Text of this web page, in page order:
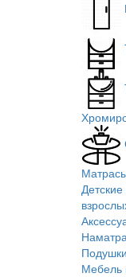
Подушки
Мебель